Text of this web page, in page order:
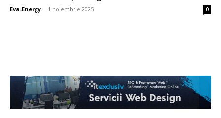
Eva-Energy - 1 noiembrie 2025 0